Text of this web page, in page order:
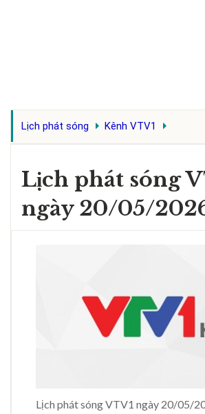
Lịch phát sóng Kênh VTV1
Lịch phát sóng
ngày 20/05/
Lịch phát sóng VTV1 ngày 20/05/